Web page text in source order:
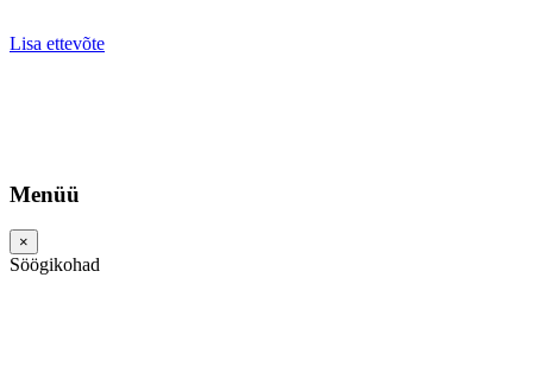
Lisa ettevõte
Menüü
×
Söögikohad